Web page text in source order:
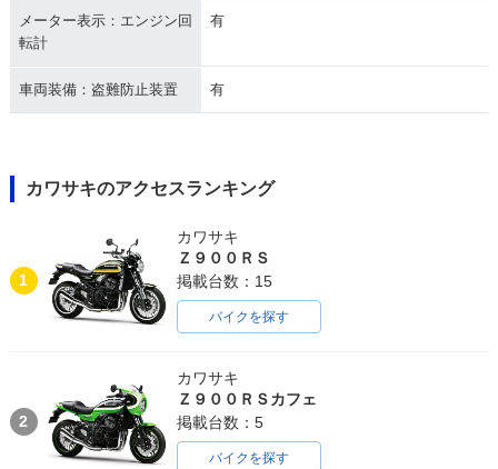
メーター表示：エンジン回
転計
有
車両装備：盗難防止装置 有
カワサキのアクセスランキング
1
カワサキ
Ｚ９００ＲＳ
掲載台数：15
バイクを探す
2
カワサキ
Ｚ９００ＲＳカフェ
掲載台数：5
バイクを探す